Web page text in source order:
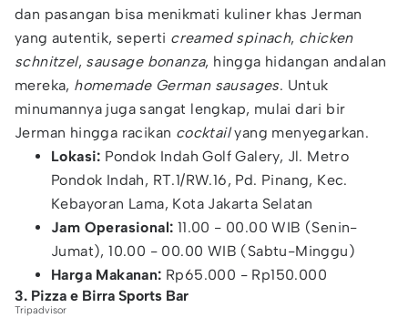
dan pasangan bisa menikmati kuliner khas Jerman
yang autentik, seperti creamed spinach, chicken
schnitzel, sausage bonanza, hingga hidangan andalan
mereka, homemade German sausages. Untuk
minumannya juga sangat lengkap, mulai dari bir
Jerman hingga racikan cocktailyang menyegarkan.
Lokasi: Pondok Indah Golf Galery, Jl. Metro
Pondok Indah, RT.1/RW.16, Pd. Pinang, Kec.
Kebayoran Lama, Kota Jakarta Selatan
Jam Operasional: 11.00 - 00.00 WIB (Senin-
Jumat), 10.00 - 00.00 WIB (Sabtu-Minggu)
Harga Makanan: Rp65.000 - Rp150.000
3. Pizza e Birra Sports Bar
Tripadvisor